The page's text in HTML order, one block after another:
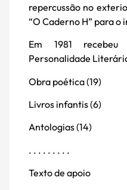
repercussão no
“O Caderno H” para o
Em 1981
Personalidade
Obra poética (19)
Livros infantis (6)
Antologias (14)
. . . . . . . . .
Texto de apoio